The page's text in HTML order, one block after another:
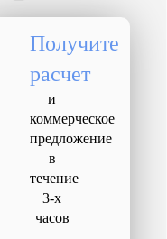
Получите
расчет
и
коммерческое
предложение
в
течение
3-х
часов